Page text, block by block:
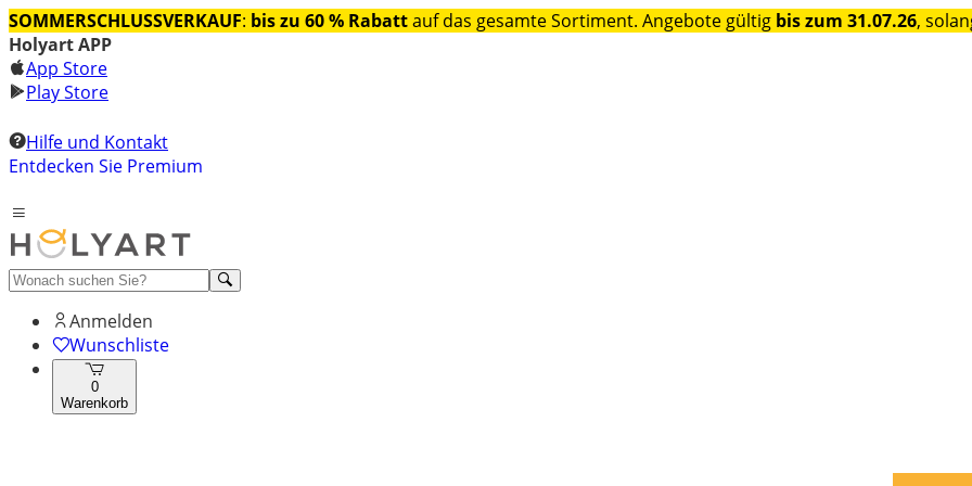
SOMMERSCHLUSSVERKAUF: bis zu 60 % Rabattauf das gesamte Sortiment. Angebote gültig bis zum 31.07.26,
Holyart APP
App Store
Play Store
Hilfe und Kontakt
Entdecken Sie Premium
Anmelden
Wunschliste
0
Warenkorb